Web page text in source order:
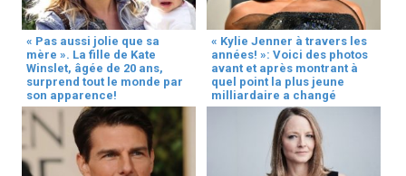
« Pas aussi jolie que sa
mère ». La fille de Kate
Winslet, âgée de 20 ans,
surprend tout le monde par
son apparence!
« Kylie Jenner à travers les
années! »: Voici des photos
avant et après montrant à
quel point la plus jeune
milliardaire a changé